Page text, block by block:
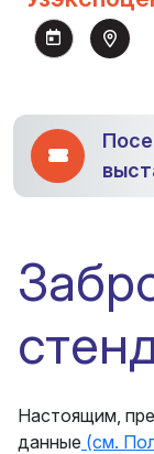
Настоящим,
данные (см.